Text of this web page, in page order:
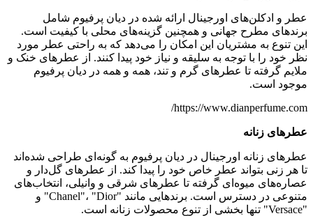
عطر و ادکلن‌های اورجینال ارائه شده در دیان پرفیوم شامل
برندهای مطرح جهانی و همچنین گزینه‌های محلی با کیفیت است.
این تنوع به مشتریان این امکان را می‌دهد که به راحتی عطر مورد
نظر خود را با توجه به سلیقه و نیاز خود پیدا کنند. از عطرهای خنک و
ملایم گرفته تا عطرهای گرم و تند، همه و همه در دیان پرفیوم
موجود است.
https://www.dianperfume.com/
عطرهای زنانه
عطرهای زنانه اورجینال در دیان پرفیوم به گونه‌ای طراحی شده‌اند
تا هر زنی بتواند عطر خاص خود را پیدا کند. از عطرهای گل‌دار و
عصاره‌های میوه‌ای گرفته تا عطرهای شرقی و وانیلی، انتخاب‌های
متنوعی در دسترس است. برندهایی مانند "Chanel"، "Dior" و
"Versace" تنها بخشی از تنوع محصولات زنانه است.